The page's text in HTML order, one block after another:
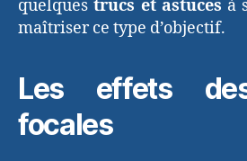
quelquestrucs et astuces à
maîtriser ce type d’objectif.
Les effets
focales